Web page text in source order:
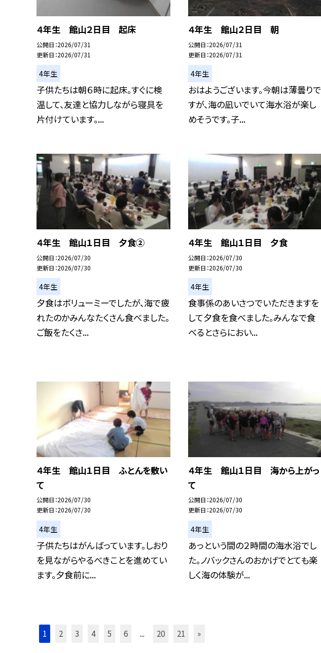
４年生 館山２日目 起床
公開日 2026/07/31
更新日 2026/07/31
4年生
子供たちは朝６時に起床。すぐに検
温して、友達と協力しながら寝具を
片付けています。...
４年生 館山２日目 朝
公開日 2026/07/31
更新日 2026/07/31
4年生
おはようございます。今朝は薄曇りで
すが、海の凪いでいて海水浴が楽し
めそうです。子...
４年生 館山１日目 夕食②
公開日 2026/07/30
更新日 2026/07/30
4年生
夕食はボリューミーでしたが、海で疲
れたのかみんなたくさん食べました。
ご飯をたくさ...
４年生 館山１日目 夕食
公開日 2026/07/30
更新日 2026/07/30
4年生
食事係のあいさつでいただきますを
して夕食を食べました。みんなで食
べるとさらにおい...
４年生 館山１日目 ふとんを敷い
て
公開日 2026/07/30
更新日 2026/07/30
4年生
子供たちはがんばっています。しおり
を見ながらやるべきことを進めてい
ます。夕食前に...
４年生 館山１日目 海から上がっ
て
公開日 2026/07/30
更新日 2026/07/30
4年生
あっという間の２時間の海水浴でし
た。ノバックさんのおかげでとても楽
しく海の体験が...
1 2 3 4 5 6 ... 20 21 »